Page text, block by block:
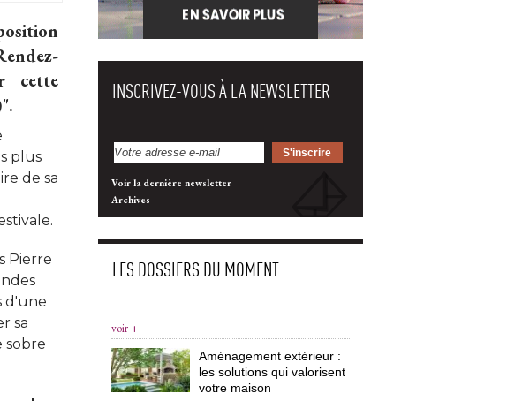
cette
plus
de sa
Pierre
d'une
sa
sobre
INSCRIVEZ-VOUS À LA NEWSLETTER
Voir la dernière newsletter
Archives
LES DOSSIERS DU MOMENT
voir +
Aménagement extérieur :
les solutions qui valorisent
votre maison